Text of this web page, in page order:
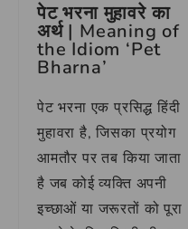
पेट भरना मुहावरे का
अर्थ | Meaning of
the Idiom ‘Pet
Bharna’
पेट भरना एक प्रसिद्ध हिंदी
मुहावरा है, जिसका प्रयोग
आमतौर पर तब किया जाता
है जब कोई व्यक्ति अपनी
इच्छाओं या जरूरतों को पूरा